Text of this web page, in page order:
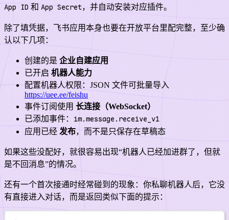
App ID 和 App Secret，并自动安装对应插件。
除了填凭据，飞书应用本身也要在开放平台里配完整，至少确
认以下几项：
创建的是 企业自建应用
已开启 机器人能力
配置机器人权限：JSON 文件可批量导入
https://uee.ee/feishu
事件订阅使用 长连接（WebSocket）
已添加事件： im.message.receive_v1
应用已经 发布，而不是只保存在草稿态
如果这些没配好，就很容易出现“机器人已经加进群了，但就
是不回消息”的情况。
还有一个首次接通时经常碰到的现象：你私聊机器人后，它没
有直接进入对话，而是返回类似下面的提示：